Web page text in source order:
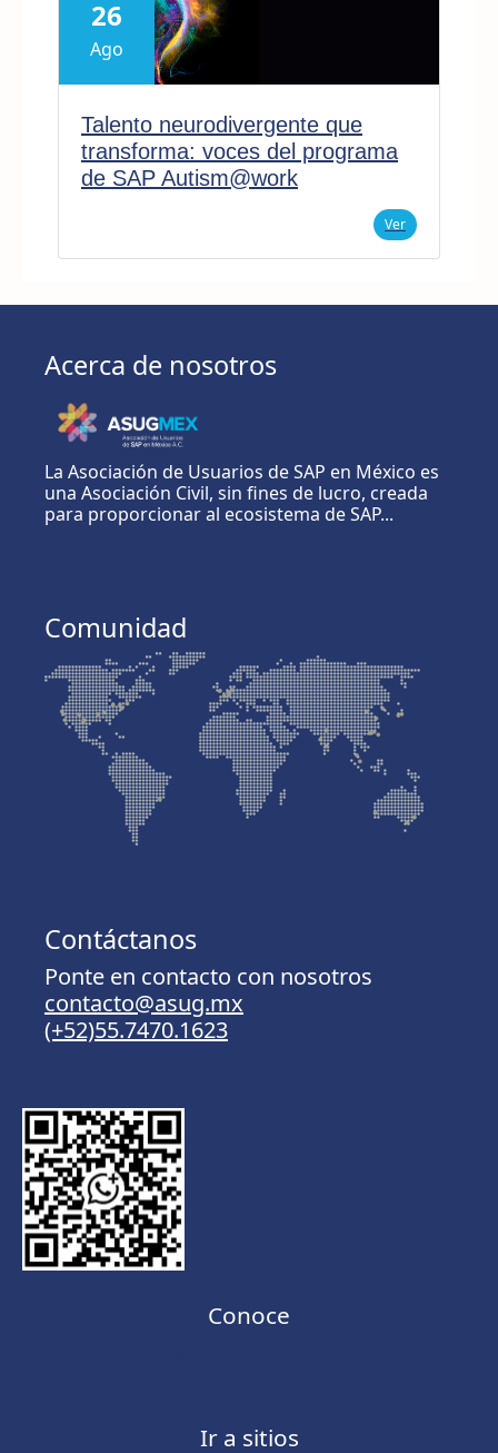
26
Ago
Talento neurodivergente que
transforma: voces del programa
de SAP Autism@work
Ver
Acerca de nosotros
La Asociación de Usuarios de SAP en México es
una Asociación Civil, sin fines de lucro, creada
para proporcionar al ecosistema de SAP...
Comunidad
Contáctanos
Ponte en contacto con nosotros
contacto@asug.mx
(+52)55.7470.1623
Conoce
Ir a sitios